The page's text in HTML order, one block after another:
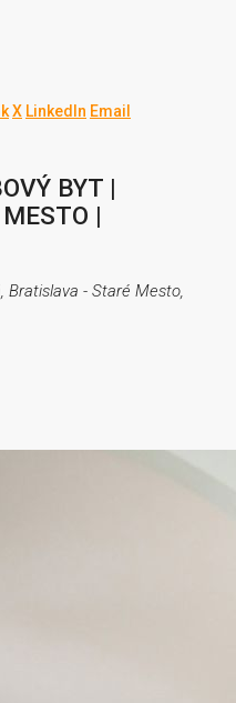
X LinkedIn Email
BYT |
|
Bratislava - Staré Mesto,